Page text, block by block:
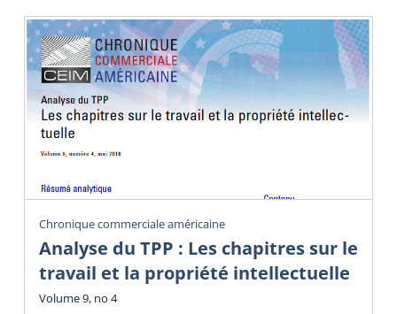
Chronique commerciale américaine
Analyse du TPP : Les chapitres sur le
travail et la propriété intellectuelle
Volume 9, no 4